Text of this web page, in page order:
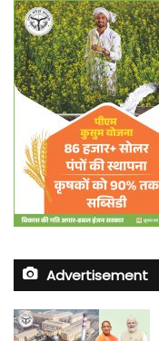
Advertisement